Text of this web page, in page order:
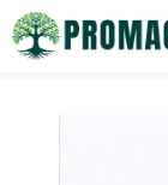
Saltar
al